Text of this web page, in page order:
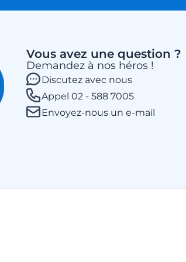
Vous avez une question ?
Demandez à nos héros !
Discutez avec nous
Appel 02 - 588 7005
Envoyez-nous un e-mail